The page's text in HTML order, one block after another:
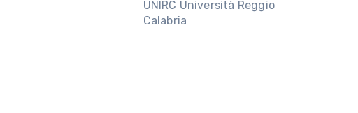
UNIRC Università Reggio
Calabria